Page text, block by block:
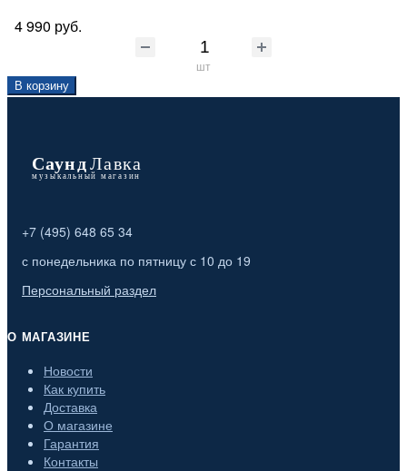
4 990 руб.
шт
В корзину
+7 (495) 648 65 34
с понедельника по пятницу с 10 до 19
Персональный раздел
О МАГАЗИНЕ
Новости
Как купить
Доставка
О магазине
Гарантия
Контакты